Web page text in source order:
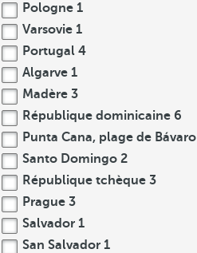
Pologne 1
Varsovie 1
Portugal 4
Algarve 1
Madère 3
République dominicaine 6
Punta Cana, plage de Bávaro
Santo Domingo 2
République tchèque 3
Prague 3
Salvador 1
San Salvador 1